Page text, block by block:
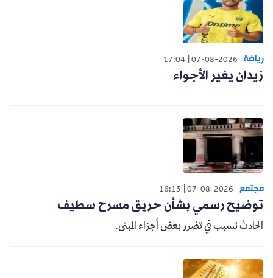
رياضة 07-08-2026
17:04
زيدان يغير الأجواء
مجتمع 07-08-2026
16:13
توضيح رسمي بشأن حريق مسرح سطيف
الحادث تسبب في تضرر بعض أجزاء المبنى.